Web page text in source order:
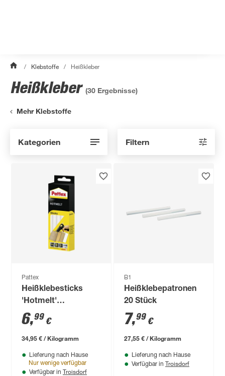
/ Klebstoffe / Heißkleber
Heißkleber (30 Ergebnisse)
Mehr Klebstoffe
Kategorien Filtern
Pattex
Heißklebesticks
'Hotmelt'
transparent 10 Stück
6,99 €
34,95 € / Kilogramm
Lieferung nach Hause
Nur wenige verfügbar
Verfügbar in Troisdorf
B1
Heißklebepatronen
20 Stück
7,99 €
27,55 € / Kilogramm
Lieferung nach Hause
Verfügbar in Troisdorf